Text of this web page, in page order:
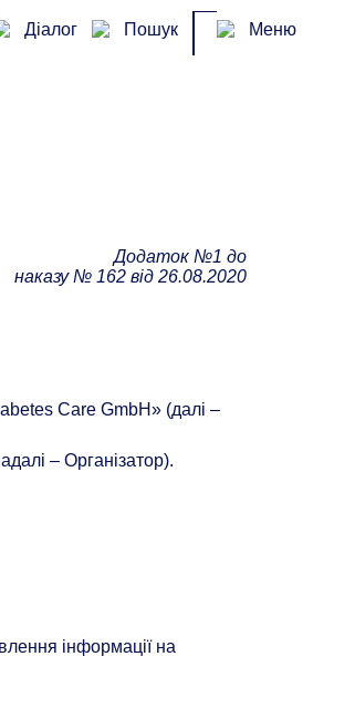
Меню
Пошук
Діалог
Додаток №1 до
наказу № 162 від 26.08.2020
Care GmbH» (далі –
– Організатор).
інформації на